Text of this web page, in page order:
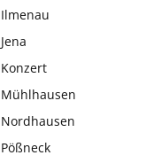
Ilmenau
Jena
Konzert
Mühlhausen
Nordhausen
Pößneck